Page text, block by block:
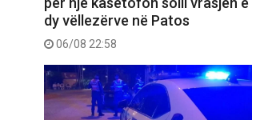
dy vëllezërve në Patos
06/08 22:58